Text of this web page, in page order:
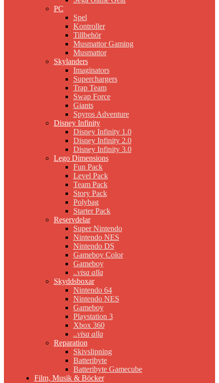
PC
Spel
Kontroller
Tillbehör
Musmattor Gaming
Musmattor
Skylanders
Imaginators
Superchargers
Trap Team
Swap Force
Giants
Spyros Adventure
Disney Infinity
Disney Infinity 1.0
Disney Infinity 2.0
Disney Infinity 3.0
Lego Dimensions
Fun Pack
Level Pack
Team Pack
Story Pack
Polybag
Starter Pack
Reservdelar
Super Nintendo
Nintendo NES
Nintendo DS
Gameboy Color
Gameboy
..visa alla
Skyddsboxar
Nintendo 64
Nintendo NES
Gameboy
Playstation 3
Xbox 360
..visa alla
Reparation
Skivslipning
Batteribyte
Batteribyte Gamecube
Film, Musik & Böcker